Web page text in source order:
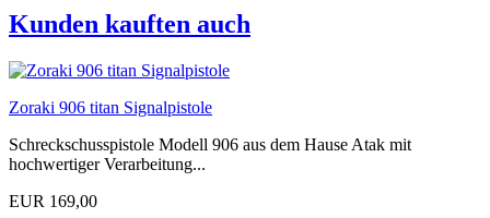
Kunden kauften auch
Zoraki 906 titan Signalpistole
Schreckschusspistole Modell 906 aus dem Hause Atak mit
hochwertiger Verarbeitung...
EUR 169,00